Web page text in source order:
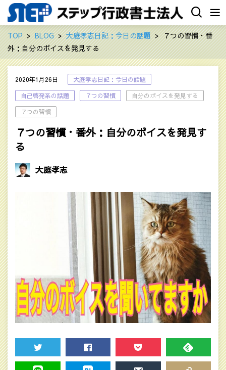
TOP BLOG 大庭孝志日記：今日の話題
７つの習慣・番
外：自分のボイスを発見する
2020年1月26日
大庭孝志日記：今日の話題
自己啓発系の話題
７つの習慣
自分のボイスを発見する
７つの習慣
７つの習慣・番外：自分のボイスを発見す
る
大庭孝志
TWEET SHARE POCKET FEEDLY